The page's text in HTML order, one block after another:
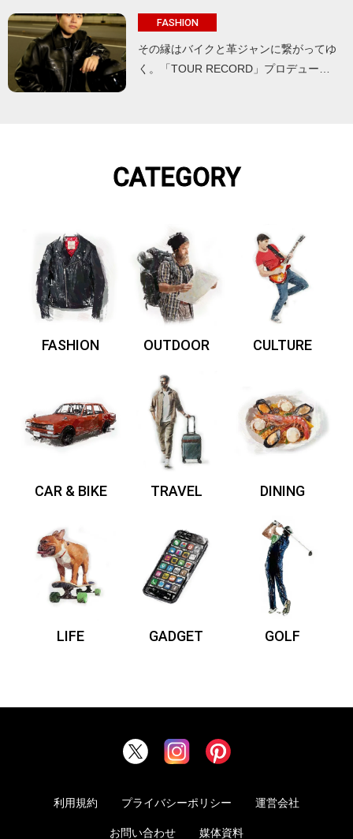
FASHION
その縁はバイクと革ジャンに繋がってゆ
く。「TOUR RECORD」プロデュー…
CATEGORY
FASHION OUTDOOR CULTURE
CAR & BIKE TRAVEL DINING
LIFE GADGET GOLF
利用規約 プライバシーポリシー 運営会社
お問い合わせ 媒体資料